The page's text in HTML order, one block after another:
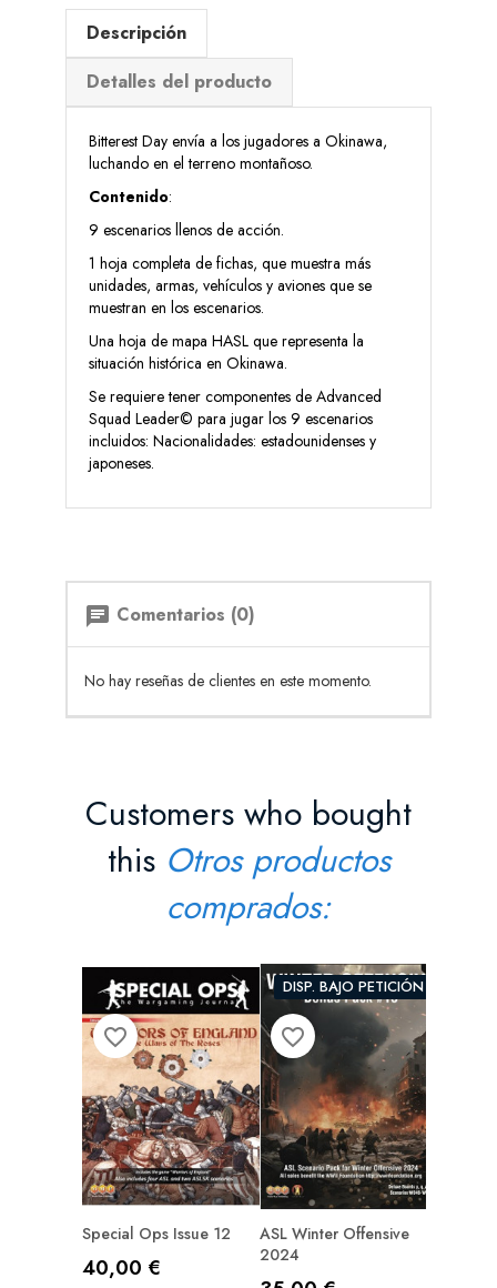
Descripción
Detalles del producto
Bitterest Day envía a los jugadores a Okinawa,
luchando en el terreno montañoso.
Contenido:
9 escenarios llenos de acción.
1 hoja completa de fichas, que muestra más
unidades, armas, vehículos y aviones que se
muestran en los escenarios.
Una hoja de mapa HASL que representa la
situación histórica en Okinawa.
Se requiere tener componentes de Advanced
Squad Leader© para jugar los 9 escenarios
incluidos: Nacionalidades: estadounidenses y
japoneses.
chat Comentarios (0)
No hay reseñas de clientes en este momento.
Customers who bought
this Otros productos
comprados:
Special Ops Issue 12
Precio
40,00 €
favorite_border
DISP. BAJO PETICIÓN
ASL Winter Offensive
2024
favorite_border